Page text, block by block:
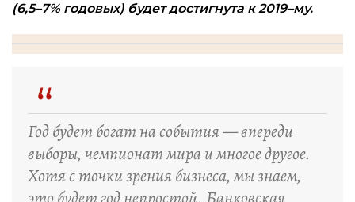
(6,5–7% годовых) будет достигнута к 2019–му.
“
Год будет богат на события — впереди
выборы, чемпионат мира и многое другое.
Хотя с точки зрения бизнеса, мы знаем,